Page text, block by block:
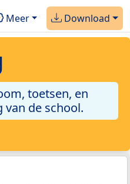
Meer Download
toetsen, en
de school.